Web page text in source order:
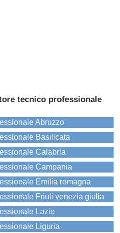
tecnico professionale
Abruzzo
Basilicata
Calabria
Campania
Emilia romagna
Friuli venezia giulia
Lazio
Liguria